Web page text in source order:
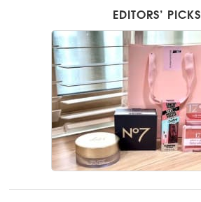
EDITORS’ PICKS